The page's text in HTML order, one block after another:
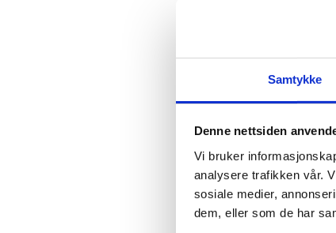
Samtykke
Denne nettsiden
Vi bruker
analysere trafikken vår.
sosiale medier,
dem, eller som de har
Globalt
av
for ny plast
I Afrika
kilo i
på grunn
(Global